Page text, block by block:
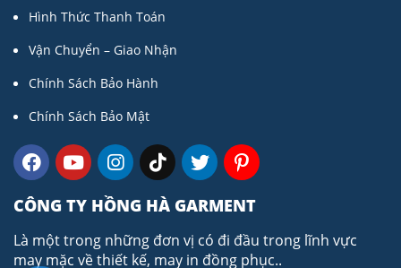
Hình Thức Thanh Toán
Vận Chuyển – Giao Nhận
Chính Sách Bảo Hành
Chính Sách Bảo Mật
CÔNG TY HỒNG HÀ GARMENT
Là một trong những đơn vị có đi đầu trong lĩnh vực
may mặc về thiết kế, may in đồng phục..